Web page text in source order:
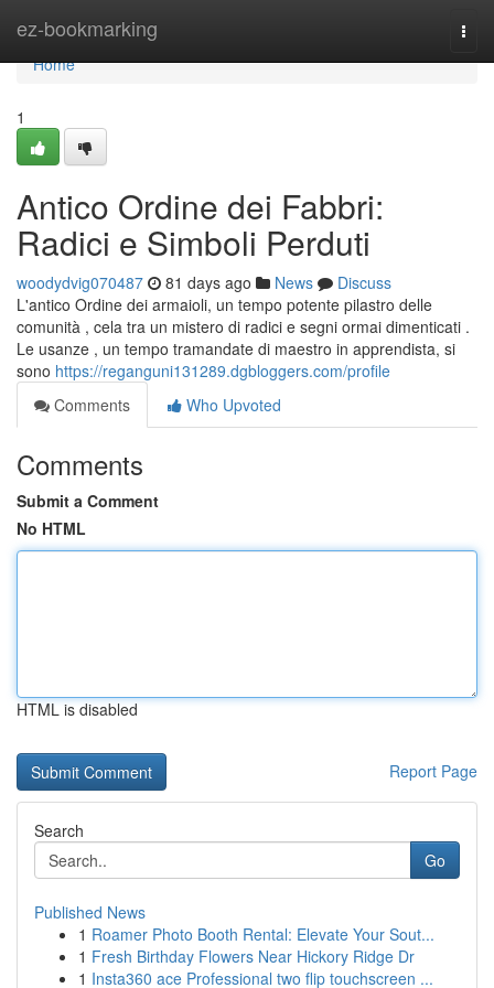
ez-bookmarking
Home
Home
1
Antico Ordine dei Fabbri:
Radici e Simboli Perduti
woodydvig070487 81 days ago News
Discuss
L'antico Ordine dei armaioli, un tempo potente pilastro delle
comunità , cela tra un mistero di radici e segni ormai dimenticati .
Le usanze , un tempo tramandate di maestro in apprendista, si
sono https://reganguni131289.dgbloggers.com/profile
Comments
Who Upvoted
Comments
Submit a Comment
No HTML
HTML is disabled
Report Page
Search
Go
Published News
1 Roamer Photo Booth Rental: Elevate Your Sout...
1 Fresh Birthday Flowers Near Hickory Ridge Dr
1 Insta360 ace Professional two flip touchscreen ...